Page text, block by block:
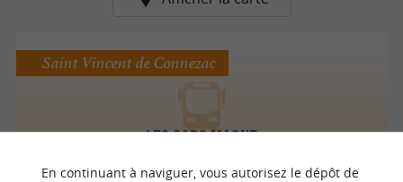
LES CARS MAGNE
Car / Autocar / Mini Bus
Saint Vincent de Connezac
En continuant à naviguer, vous autorisez le dépôt de